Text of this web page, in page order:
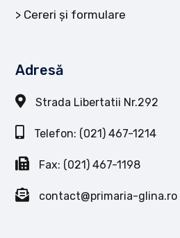
Cereri și formulare
Adresă
Strada Libertatii Nr.292
Telefon: (021) 467-1214
Fax: (021) 467-1198
contact@primaria-glina.ro